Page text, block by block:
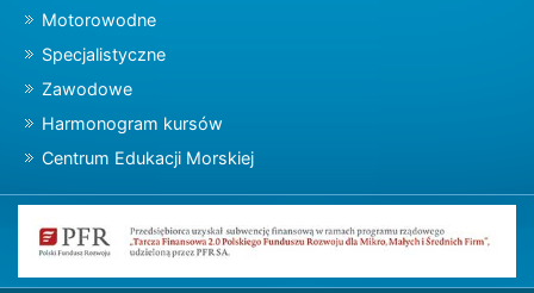
Motorowodne
Specjalistyczne
Zawodowe
Harmonogram kursów
Centrum Edukacji Morskiej